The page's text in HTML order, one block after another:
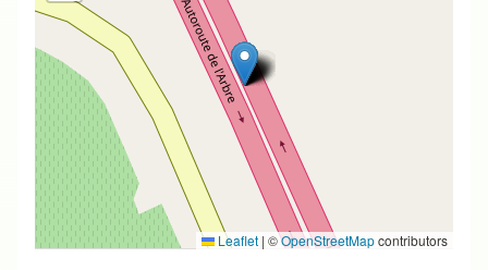
Leaflet | ©OpenStreetMapcontributors